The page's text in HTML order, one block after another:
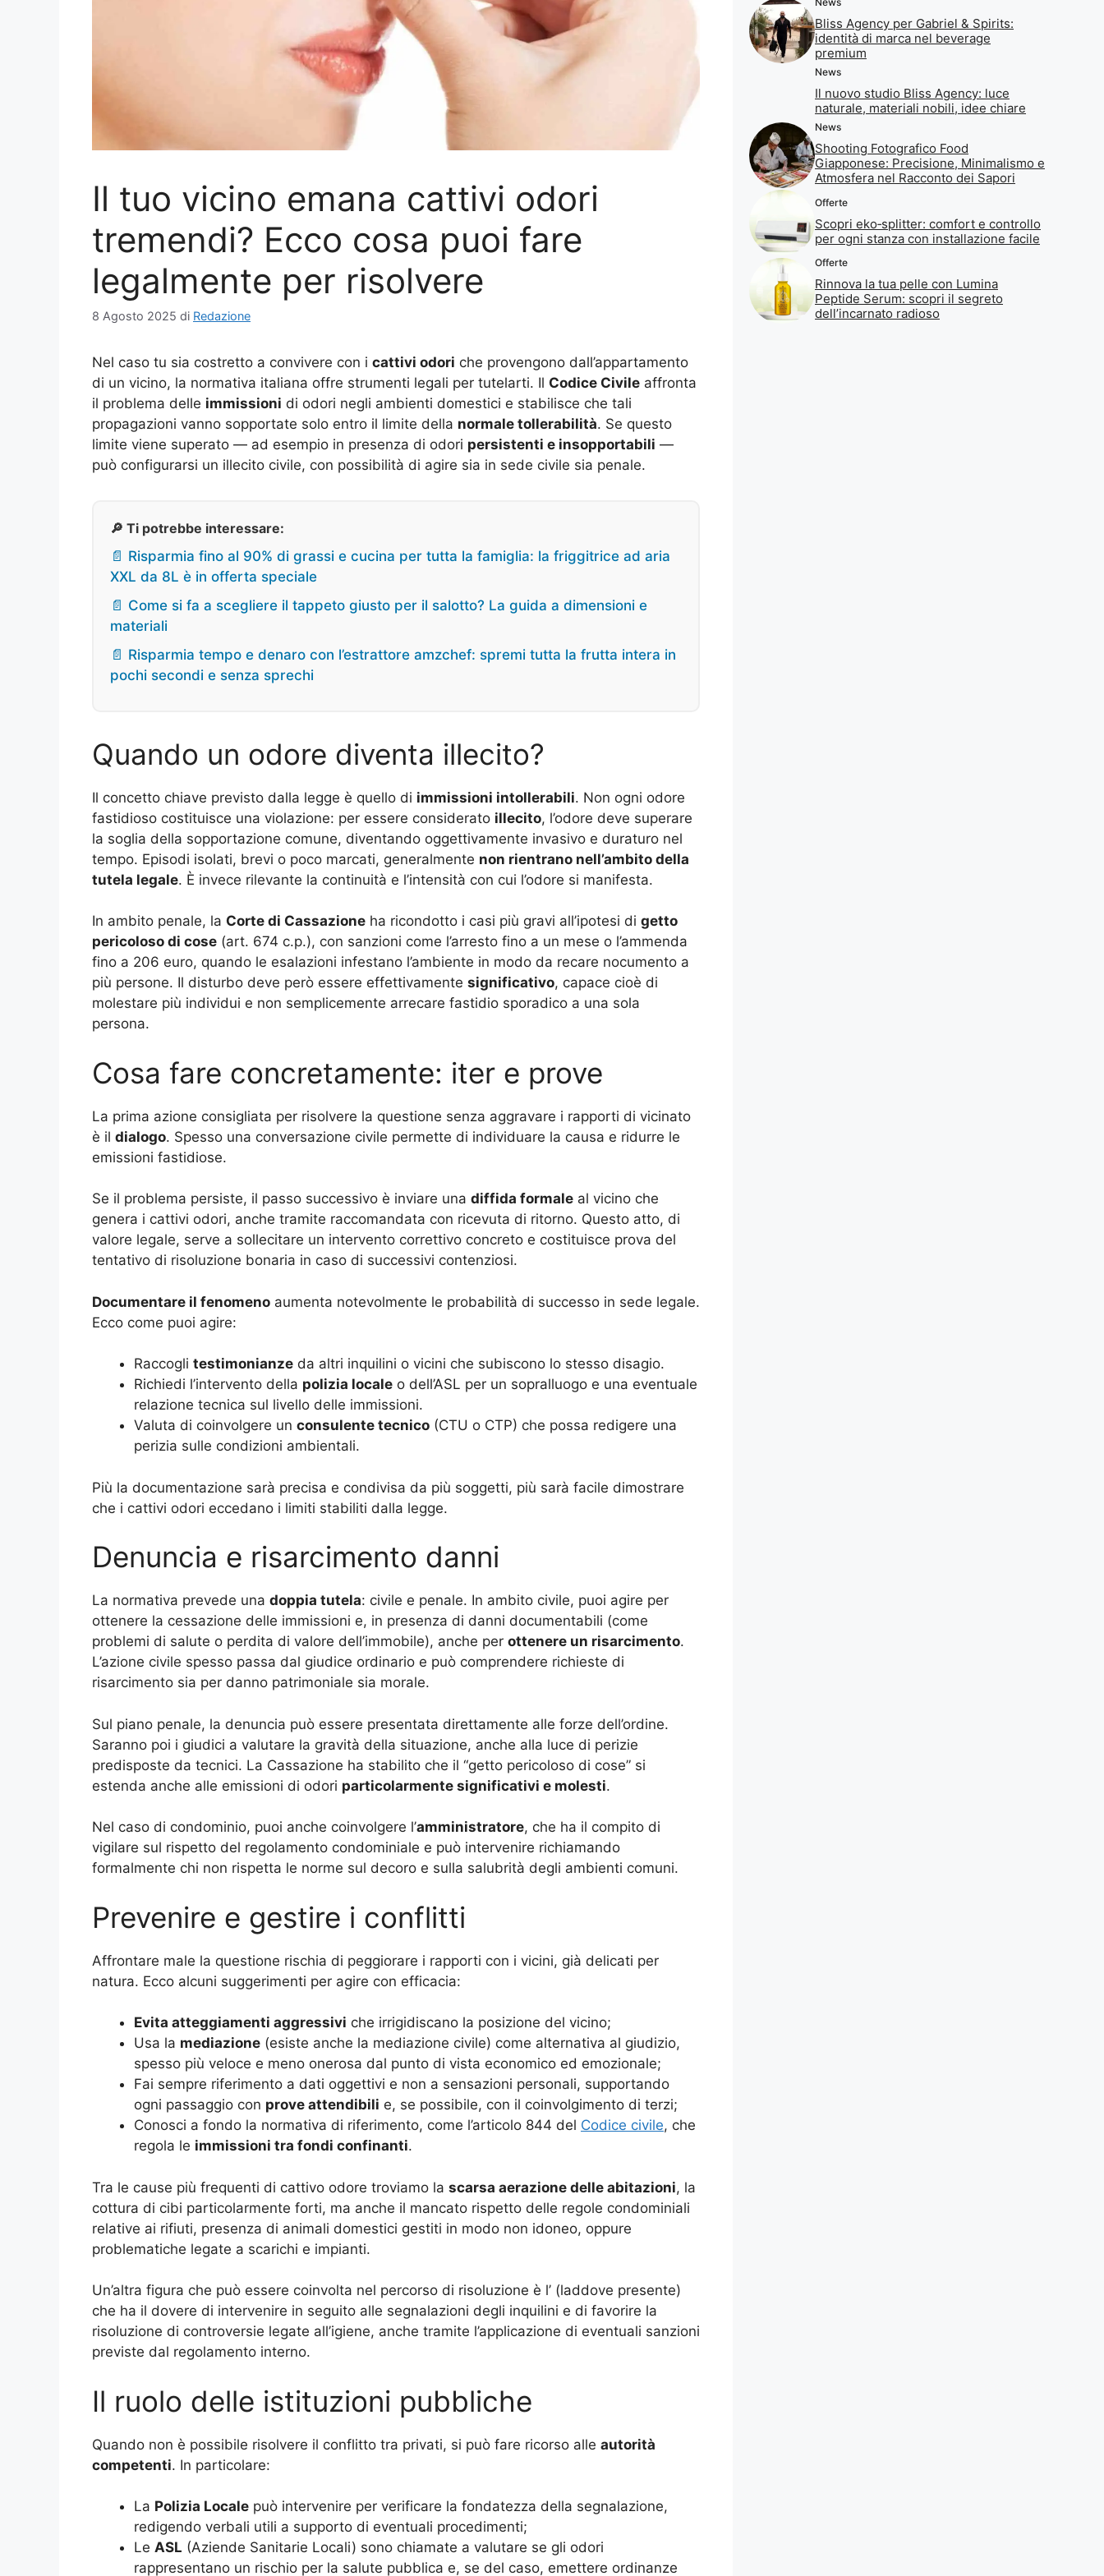
Il tuo vicino emana cattivi odori
tremendi? Ecco cosa puoi fare
legalmente per risolvere
8 Agosto 2025 di Redazione
Nel caso tu sia costretto a convivere con i cattivi odori che provengono dall’appartamento
di un vicino, la normativa italiana offre strumenti legali per tutelarti. Il Codice Civile affronta
il problema delle immissioni di odori negli ambienti domestici e stabilisce che tali
propagazioni vanno sopportate solo entro il limite della normale tollerabilità. Se questo
limite viene superato — ad esempio in presenza di odori persistenti e insopportabili —
può configurarsi un illecito civile, con possibilità di agire sia in sede civile sia penale.
🔎 Ti potrebbe interessare:
📄 Risparmia fino al 90% di grassi e cucina per tutta la famiglia: la friggitrice ad aria
XXL da 8L è in offerta speciale
📄 Come si fa a scegliere il tappeto giusto per il salotto? La guida a dimensioni e
materiali
📄 Risparmia tempo e denaro con l’estrattore amzchef: spremi tutta la frutta intera in
pochi secondi e senza sprechi
Quando un odore diventa illecito?
Il concetto chiave previsto dalla legge è quello di immissioni intollerabili. Non ogni odore
fastidioso costituisce una violazione: per essere considerato illecito, l’odore deve superare
la soglia della sopportazione comune, diventando oggettivamente invasivo e duraturo nel
tempo. Episodi isolati, brevi o poco marcati, generalmente non rientrano nell’ambito della
tutela legale. È invece rilevante la continuità e l’intensità con cui l’odore si manifesta.
In ambito penale, la Corte di Cassazione ha ricondotto i casi più gravi all’ipotesi di getto
pericoloso di cose (art. 674 c.p.), con sanzioni come l’arresto fino a un mese o l’ammenda
fino a 206 euro, quando le esalazioni infestano l’ambiente in modo da recare nocumento a
più persone. Il disturbo deve però essere effettivamente significativo, capace cioè di
molestare più individui e non semplicemente arrecare fastidio sporadico a una sola
persona.
Cosa fare concretamente: iter e prove
La prima azione consigliata per risolvere la questione senza aggravare i rapporti di vicinato
è il dialogo. Spesso una conversazione civile permette di individuare la causa e ridurre le
emissioni fastidiose.
Se il problema persiste, il passo successivo è inviare una diffida formale al vicino che
genera i cattivi odori, anche tramite raccomandata con ricevuta di ritorno. Questo atto, di
valore legale, serve a sollecitare un intervento correttivo concreto e costituisce prova del
tentativo di risoluzione bonaria in caso di successivi contenziosi.
Documentare il fenomeno aumenta notevolmente le probabilità di successo in sede legale.
Ecco come puoi agire:
Raccogli testimonianze da altri inquilini o vicini che subiscono lo stesso disagio.
Richiedi l’intervento della polizia locale o dell’ASL per un sopralluogo e una eventuale
relazione tecnica sul livello delle immissioni.
Valuta di coinvolgere un consulente tecnico (CTU o CTP) che possa redigere una
perizia sulle condizioni ambientali.
Più la documentazione sarà precisa e condivisa da più soggetti, più sarà facile dimostrare
che i cattivi odori eccedano i limiti stabiliti dalla legge.
Denuncia e risarcimento danni
La normativa prevede una doppia tutela: civile e penale. In ambito civile, puoi agire per
ottenere la cessazione delle immissioni e, in presenza di danni documentabili (come
problemi di salute o perdita di valore dell’immobile), anche per ottenere un risarcimento.
L’azione civile spesso passa dal giudice ordinario e può comprendere richieste di
risarcimento sia per danno patrimoniale sia morale.
Sul piano penale, la denuncia può essere presentata direttamente alle forze dell’ordine.
Saranno poi i giudici a valutare la gravità della situazione, anche alla luce di perizie
predisposte da tecnici. La Cassazione ha stabilito che il “getto pericoloso di cose” si
estenda anche alle emissioni di odori particolarmente significativi e molesti.
Nel caso di condominio, puoi anche coinvolgere l’amministratore, che ha il compito di
vigilare sul rispetto del regolamento condominiale e può intervenire richiamando
formalmente chi non rispetta le norme sul decoro e sulla salubrità degli ambienti comuni.
Prevenire e gestire i conflitti
Affrontare male la questione rischia di peggiorare i rapporti con i vicini, già delicati per
natura. Ecco alcuni suggerimenti per agire con efficacia:
Evita atteggiamenti aggressivi che irrigidiscano la posizione del vicino;
Usa la mediazione (esiste anche la mediazione civile) come alternativa al giudizio,
spesso più veloce e meno onerosa dal punto di vista economico ed emozionale;
Fai sempre riferimento a dati oggettivi e non a sensazioni personali, supportando
ogni passaggio con prove attendibili e, se possibile, con il coinvolgimento di terzi;
Conosci a fondo la normativa di riferimento, come l’articolo 844 del Codice civile, che
regola le immissioni tra fondi confinanti.
Tra le cause più frequenti di cattivo odore troviamo la scarsa aerazione delle abitazioni, la
cottura di cibi particolarmente forti, ma anche il mancato rispetto delle regole condominiali
relative ai rifiuti, presenza di animali domestici gestiti in modo non idoneo, oppure
problematiche legate a scarichi e impianti.
Un’altra figura che può essere coinvolta nel percorso di risoluzione è l’ (laddove presente)
che ha il dovere di intervenire in seguito alle segnalazioni degli inquilini e di favorire la
risoluzione di controversie legate all’igiene, anche tramite l’applicazione di eventuali sanzioni
previste dal regolamento interno.
Il ruolo delle istituzioni pubbliche
Quando non è possibile risolvere il conflitto tra privati, si può fare ricorso alle autorità
competenti. In particolare:
La Polizia Locale può intervenire per verificare la fondatezza della segnalazione,
redigendo verbali utili a supporto di eventuali procedimenti;
Le ASL (Aziende Sanitarie Locali) sono chiamate a valutare se gli odori
rappresentano un rischio per la salute pubblica e, se del caso, emettere ordinanze
Bliss Agency per Gabriel & Spirits:
identità di marca nel beverage
premium
News
Il nuovo studio Bliss Agency: luce
naturale, materiali nobili, idee chiare
News
Shooting Fotografico Food
Giapponese: Precisione, Minimalismo e
Atmosfera nel Racconto dei Sapori
Offerte
Scopri eko‑splitter: comfort e controllo
per ogni stanza con installazione facile
Offerte
Rinnova la tua pelle con Lumina
Peptide Serum: scopri il segreto
dell’incarnato radioso